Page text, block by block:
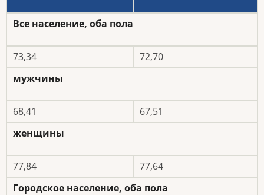
Все население, оба пола
73,34
72,70
мужчины
68,41
67,51
женщины
77,84
77,64
Городское население, оба пола